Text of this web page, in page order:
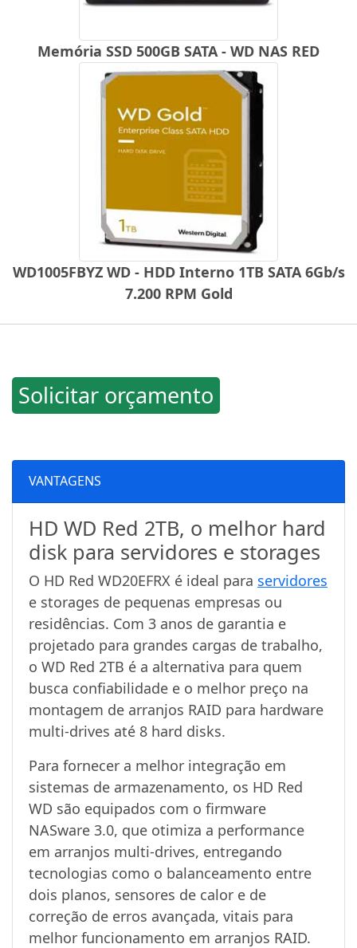
Memória SSD 500GB SATA - WD NAS RED
WD1005FBYZ WD - HDD Interno 1TB SATA 6Gb/s
7.200 RPM Gold
Solicitar orçamento
VANTAGENS
HD WD Red 2TB, o melhor hard
disk para servidores e storages
O HD Red WD20EFRX é ideal para servidores
e storages de pequenas empresas ou
residências. Com 3 anos de garantia e
projetado para grandes cargas de trabalho,
o WD Red 2TB é a alternativa para quem
busca confiabilidade e o melhor preço na
montagem de arranjos RAID para hardware
multi-drives até 8 hard disks.
Para fornecer a melhor integração em
sistemas de armazenamento, os HD Red
WD são equipados com o firmware
NASware 3.0, que otimiza a performance
em arranjos multi-drives, entregando
tecnologias como o balanceamento entre
dois planos, sensores de calor e de
correção de erros avançada, vitais para
melhor funcionamento em arranjos RAID.